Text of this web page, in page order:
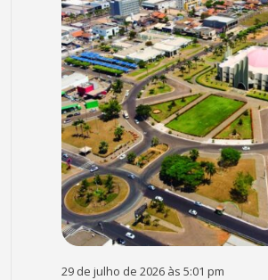
29 de julho de 2026 às 5:01 pm